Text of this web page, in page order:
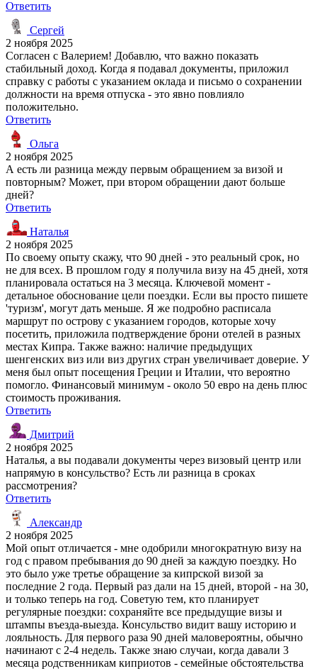
Ответить
Сергей
2 ноября 2025
Согласен с Валерием! Добавлю, что важно показать
стабильный доход. Когда я подавал документы, приложил
справку с работы с указанием оклада и письмо о сохранении
должности на время отпуска - это явно повлияло
положительно.
Ответить
Ольга
2 ноября 2025
А есть ли разница между первым обращением за визой и
повторным? Может, при втором обращении дают больше
дней?
Ответить
Наталья
2 ноября 2025
По своему опыту скажу, что 90 дней - это реальный срок, но
не для всех. В прошлом году я получила визу на 45 дней, хотя
планировала остаться на 3 месяца. Ключевой момент -
детальное обоснование цели поездки. Если вы просто пишете
'туризм', могут дать меньше. Я же подробно расписала
маршрут по острову с указанием городов, которые хочу
посетить, приложила подтверждение брони отелей в разных
местах Кипра. Также важно: наличие предыдущих
шенгенских виз или виз других стран увеличивает доверие. У
меня был опыт посещения Греции и Италии, что вероятно
помогло. Финансовый минимум - около 50 евро на день плюс
стоимость проживания.
Ответить
Дмитрий
2 ноября 2025
Наталья, а вы подавали документы через визовый центр или
напрямую в консульство? Есть ли разница в сроках
рассмотрения?
Ответить
Александр
2 ноября 2025
Мой опыт отличается - мне одобрили многократную визу на
год с правом пребывания до 90 дней за каждую поездку. Но
это было уже третье обращение за кипрской визой за
последние 2 года. Первый раз дали на 15 дней, второй - на 30,
и только теперь на год. Советую тем, кто планирует
регулярные поездки: сохраняйте все предыдущие визы и
штампы въезда-выезда. Консульство видит вашу историю и
лояльность. Для первого раза 90 дней маловероятны, обычно
начинают с 2-4 недель. Также знаю случаи, когда давали 3
месяца родственникам киприотов - семейные обстоятельства